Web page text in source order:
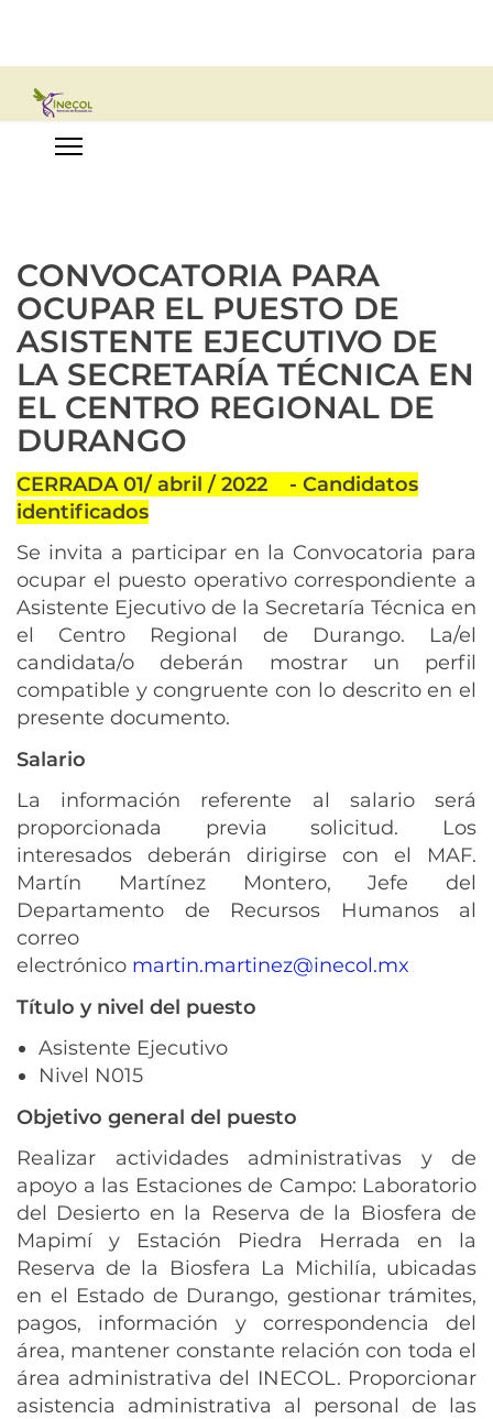
CONVOCATORIA PARA
OCUPAR EL PUESTO DE
ASISTENTE EJECUTIVO DE
LA SECRETARÍA TÉCNICA EN
EL CENTRO REGIONAL DE
DURANGO
CERRADA 01/ abril / 2022 - Candidatos
identificados
Se invita a participar en la Convocatoria para
ocupar el puesto operativo correspondiente a
Asistente Ejecutivo de la Secretaría Técnica en
el Centro Regional de Durango. La/el
candidata/o deberán mostrar un perfil
compatible y congruente con lo descrito en el
presente documento.
Salario
La información referente al salario será
proporcionada previa solicitud. Los
interesados deberán dirigirse con el MAF.
Martín Martínez Montero, Jefe del
Departamento de Recursos Humanos al
correo
electrónico martin.martinez@inecol.mx
Título y nivel del puesto
Asistente Ejecutivo
Nivel N015
Objetivo general del puesto
Realizar actividades administrativas y de
apoyo a las Estaciones de Campo: Laboratorio
del Desierto en la Reserva de la Biosfera de
Mapimí y Estación Piedra Herrada en la
Reserva de la Biosfera La Michilía, ubicadas
en el Estado de Durango, gestionar trámites,
pagos, información y correspondencia del
área, mantener constante relación con toda el
área administrativa del INECOL. Proporcionar
asistencia administrativa al personal de las